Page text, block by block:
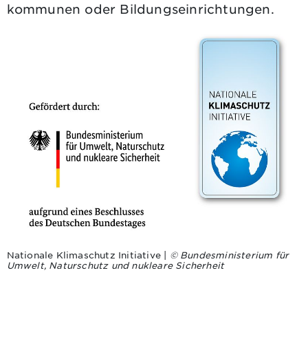
kommunen oder Bildungseinrichtungen.
Nationale Klimaschutz Initiative | © Bundesministerium für
Umwelt, Naturschutz und nukleare Sicherheit